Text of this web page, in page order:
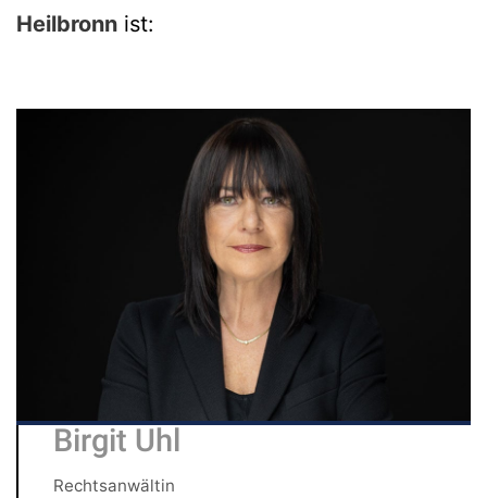
Heilbronn ist:
Birgit Uhl
Rechtsanwältin